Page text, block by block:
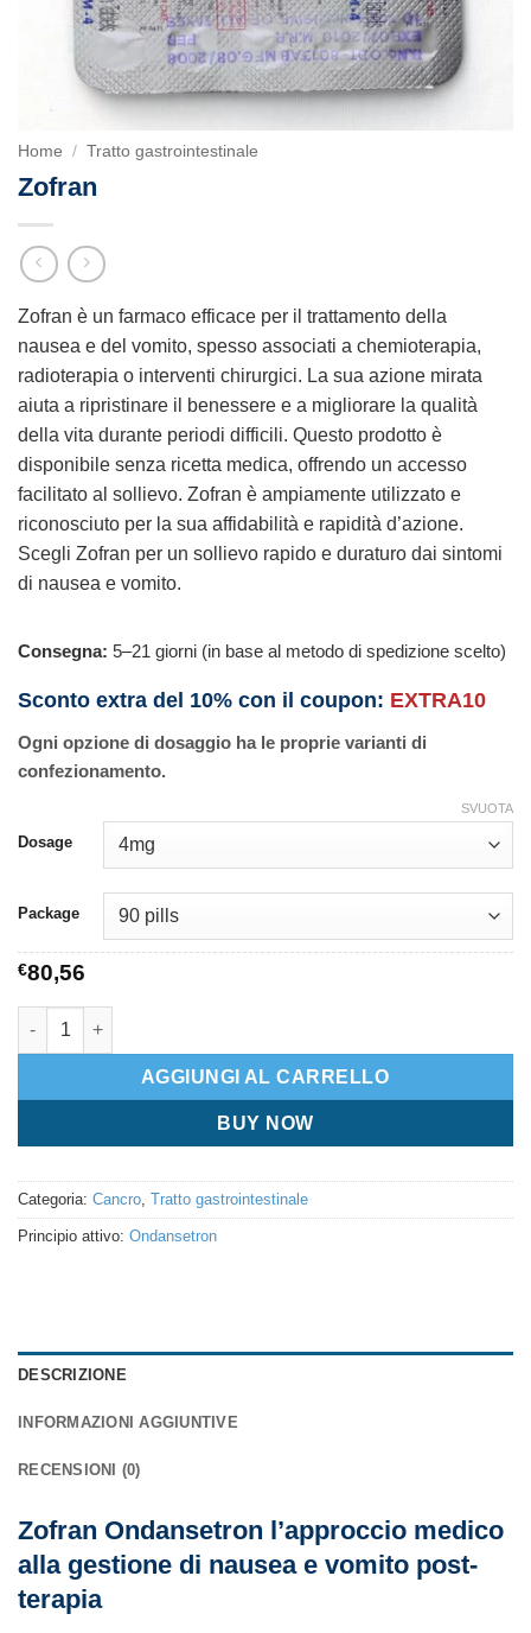
Home / Tratto gastrointestinale
Zofran
Zofran è un farmaco efficace per il trattamento della
nausea e del vomito, spesso associati a chemioterapia,
radioterapia o interventi chirurgici. La sua azione mirata
aiuta a ripristinare il benessere e a migliorare la qualità
della vita durante periodi difficili. Questo prodotto è
disponibile senza ricetta medica, offrendo un accesso
facilitato al sollievo. Zofran è ampiamente utilizzato e
riconosciuto per la sua affidabilità e rapidità d’azione.
Scegli Zofran per un sollievo rapido e duraturo dai sintomi
di nausea e vomito.
Consegna: 5–21 giorni (in base al metodo di spedizione scelto)
Sconto extra del 10% con il coupon: EXTRA10
Ogni opzione di dosaggio ha le proprie varianti di
confezionamento.
Dosage
Package
SVUOTA
€80,56
Zofran quantità
AGGIUNGI AL CARRELLO
BUY NOW
Categoria: Cancro Tratto gastrointestinale
Principio attivo: Ondansetron
DESCRIZIONE
INFORMAZIONI AGGIUNTIVE
RECENSIONI (0)
Zofran Ondansetron l’approccio medico
alla gestione di nausea e vomito post-
terapia